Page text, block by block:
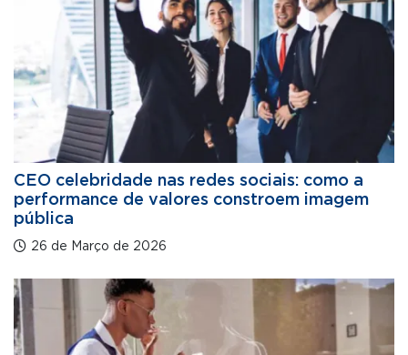
CEO celebridade nas redes sociais: como a
performance de valores constroem imagem
pública
26 de Março de 2026